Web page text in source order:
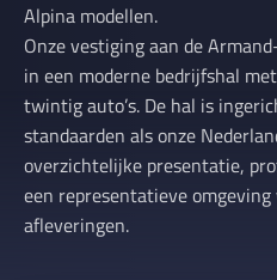
Alpina modellen.
Onze vestiging aan de
in een moderne bedrijfshal
twintig auto’s. De hal is
standaarden als onze
overzichtelijke presentatie,
een representatieve omgeving
afleveringen.